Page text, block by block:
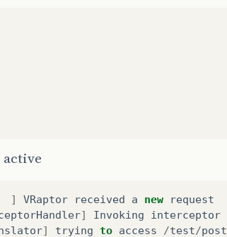
active
] VRaptor received a new
request
] Invoking interceptor
] trying to access /test/post